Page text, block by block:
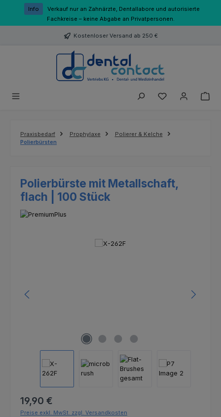
Zum Hauptinhalt springen
Info
Verkauf nur an Zahnärzte, Dentallabore und autorisierte
Fachkreise – keine Abgabe an Privatpersonen.
Kostenloser Versand ab 250 €
Du hast 0
Praxisbedarf Prophylaxe
Polierer & Kelche
Polierbürsten
Polierbürste mit Metallschaft,
flach | 100 Stück
Regulärer Preis:
19,90 €
Preise exkl. MwSt. zzgl. Versandkosten